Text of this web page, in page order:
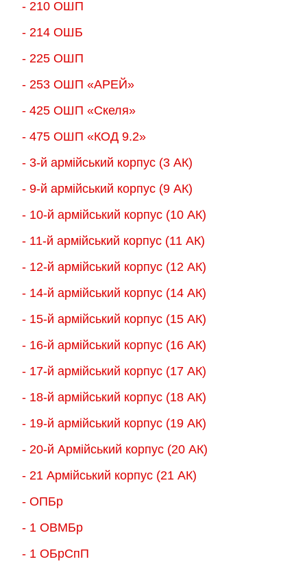
- 210 ОШП
- 214 ОШБ
- 225 ОШП
- 253 ОШП «АРЕЙ»
- 425 ОШП «Скеля»
- 475 ОШП «КОД 9.2»
- 3-й армійський корпус (3 АК)
- 9-й армійський корпус (9 АК)
- 10-й армійський корпус (10 АК)
- 11-й армійський корпус (11 АК)
- 12-й армійський корпус (12 АК)
- 14-й армійський корпус (14 АК)
- 15-й армійський корпус (15 АК)
- 16-й армійський корпус (16 АК)
- 17-й армійський корпус (17 АК)
- 18-й армійський корпус (18 AК)
- 19-й армійський корпус (19 АК)
- 20-й Армійський корпус (20 АК)
- 21 Армійський корпус (21 АК)
- ОПБр
- 1 ОВМБр
- 1 ОБрСпП